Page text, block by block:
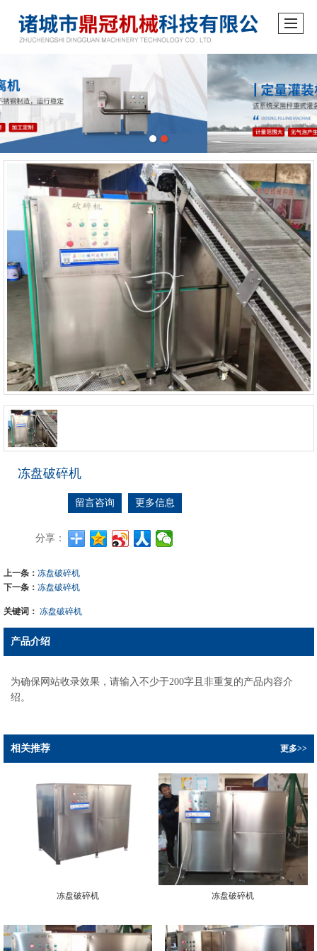
冻盘破碎机
留言咨询 更多信息
分享：
上一条： 冻盘破碎机
下一条： 冻盘破碎机
关键词： 冻盘破碎机
产品介绍
为确保网站收录效果，请输入不少于200字且非重复的产品内容介
绍。
相关推荐 更多>>
冻盘破碎机 冻盘破碎机